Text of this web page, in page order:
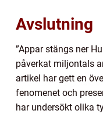
Avslutning
”Appar stängs ner
påverkat miljontals
artikel har gett en
fenomenet och
har undersökt olika